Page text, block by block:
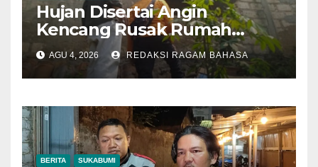
Hujan Disertai Angin
Kencang Rusak Rumah
Warga di Dramaga, BPBD
Lakukan Pendataan
AGU 4, 2026 REDAKSI RAGAM BAHASA
BERITA SUKABUMI